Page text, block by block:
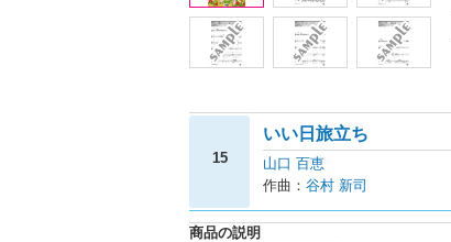
15
いい日旅立ち
山口 百恵
作曲： 谷村 新司
商品の説明